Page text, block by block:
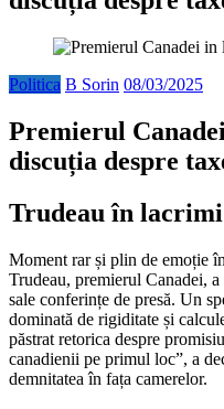
Politica B Sorin 08/03/2025
Premierul
discuția despre
Trudeau în
Moment rar și plin de emoție
Trudeau, premierul Canadei,
sale conferințe de presă. Un
dominată de rigiditate și
păstrat retorica despre
canadienii pe primul loc”, a
demnitatea în fața camerelor.